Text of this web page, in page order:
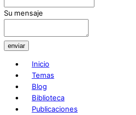
Su mensaje
enviar
Inicio
Temas
Blog
Biblioteca
Publicaciones